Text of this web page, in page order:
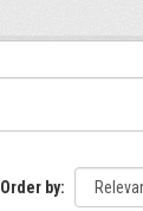
Order by